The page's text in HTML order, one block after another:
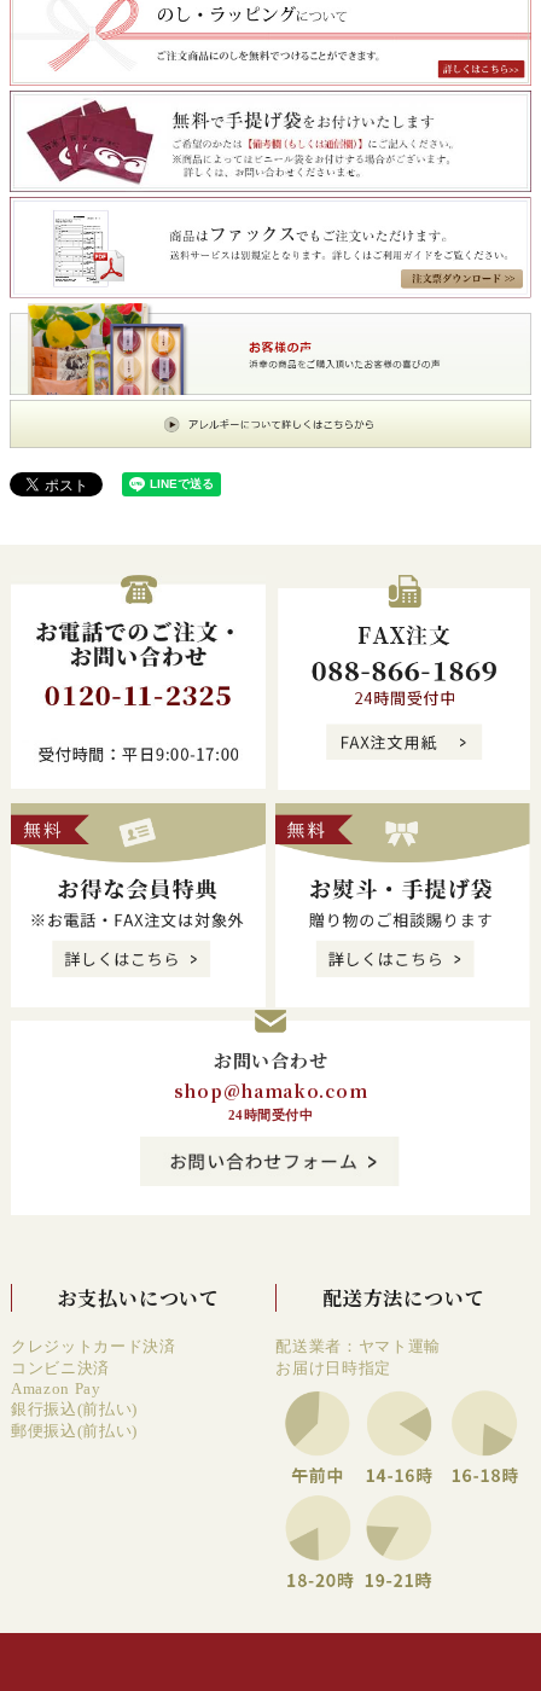
お問い合わせ
shop@hamako.com
24時間受付中
お支払いについて
クレジットカード決済
コンビニ決済
Amazon Pay
銀行振込(前払い)
郵便振込(前払い)
配送方法について
配送業者：ヤマト運輸
お届け日時指定